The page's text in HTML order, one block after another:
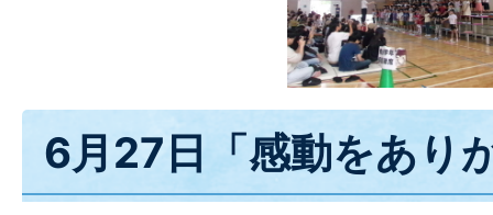
6月27日「感動をあり